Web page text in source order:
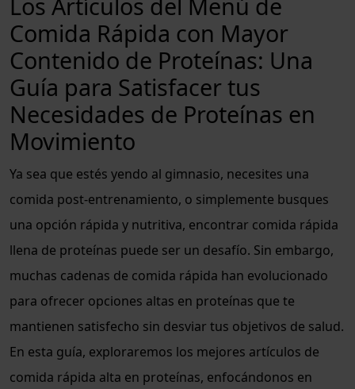
Comida Rápida con Mayor
Contenido de Proteínas: Una
Guía para Satisfacer tus
Necesidades de Proteínas en
Movimiento
Ya sea que estés yendo al gimnasio, necesites una
comida post-entrenamiento, o simplemente busques
una opción rápida y nutritiva, encontrar comida rápida
llena de proteínas puede ser un desafío. Sin embargo,
muchas cadenas de comida rápida han evolucionado
para ofrecer opciones altas en proteínas que te
mantienen satisfecho sin desviar tus objetivos de salud.
En esta guía, exploraremos los mejores artículos de
comida rápida alta en proteínas, enfocándonos en